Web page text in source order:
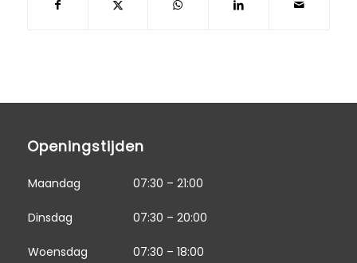
Openingstijden
Maandag 07:30 – 21:00
Dinsdag 07:30 – 20:00
Woensdag 07:30 – 18:00